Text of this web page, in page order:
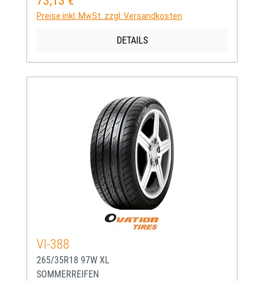
Preise inkl. MwSt. zzgl. Versandkosten
DETAILS
VI-388
265/35R18 97W XL
SOMMERREIFEN